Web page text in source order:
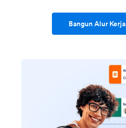
Bangun Alur Kerja